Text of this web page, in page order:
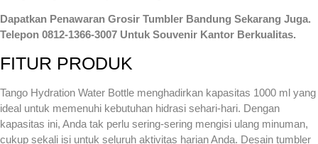
Dapatkan Penawaran Grosir Tumbler Bandung Sekarang Juga.
Telepon 0812-1366-3007 Untuk Souvenir Kantor Berkualitas.
FITUR PRODUK
Tango Hydration Water Bottle menghadirkan kapasitas 1000 ml yang
ideal untuk memenuhi kebutuhan hidrasi sehari-hari. Dengan
kapasitas ini, Anda tak perlu sering-sering mengisi ulang minuman,
cukup sekali isi untuk seluruh aktivitas harian Anda. Desain tumbler